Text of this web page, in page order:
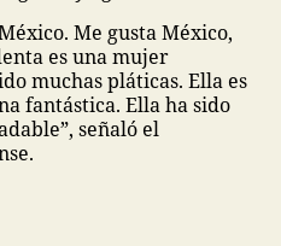
Me gusta México,
es una mujer
muchas pláticas. Ella es
fantástica. Ella ha sido
señaló el